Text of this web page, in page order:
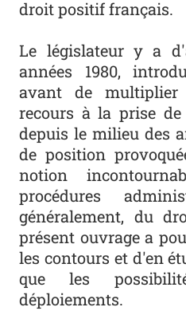
droit positif français.
Le législateur y a
années 1980,
avant de multiplier
recours à la prise de
depuis le milieu des
de position
notion
procédures
généralement, du
présent ouvrage a
les contours et d'en
que les
déploiements.